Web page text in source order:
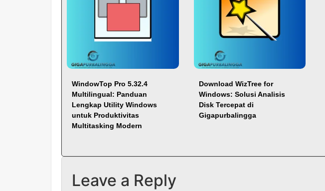
WindowTop Pro 5.32.4
Multilingual: Panduan
Lengkap Utility Windows
untuk Produktivitas
Multitasking Modern
Download WizTree for
Windows: Solusi Analisis
Disk Tercepat di
Gigapurbalingga
Leave a Reply